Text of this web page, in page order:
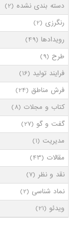
دسته بندی نشده (2)
رنگرزی (2)
رویدادها(49)
طرح (9)
فرایند تولید (16)
فرش مناطق (24)
کتاب و مجلات (8)
گفت و گو (27)
مدیریت (1)
مقالات (43)
نقد و نظر (7)
نماد شناسی (2)
ویدئو (21)